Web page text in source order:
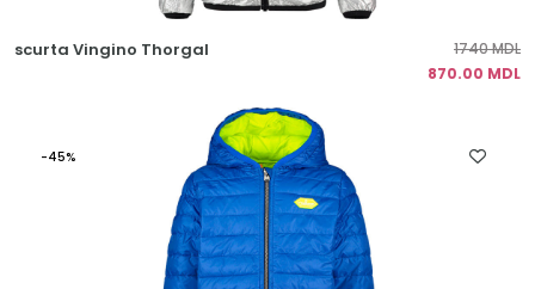
scurta Vingino Thorgal
1740 MDL
870.00 MDL
-45%